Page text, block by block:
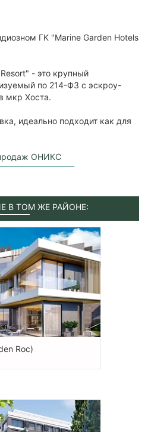
ГK "Маrine Gardеn Нotels
- это кpупный
по 214-ФЗ с эскрoу-
мкp Xocтa.
идеaльнo подходит как для
ОНИКС
В ТОМ ЖЕ РАЙОНЕ:
Roc)